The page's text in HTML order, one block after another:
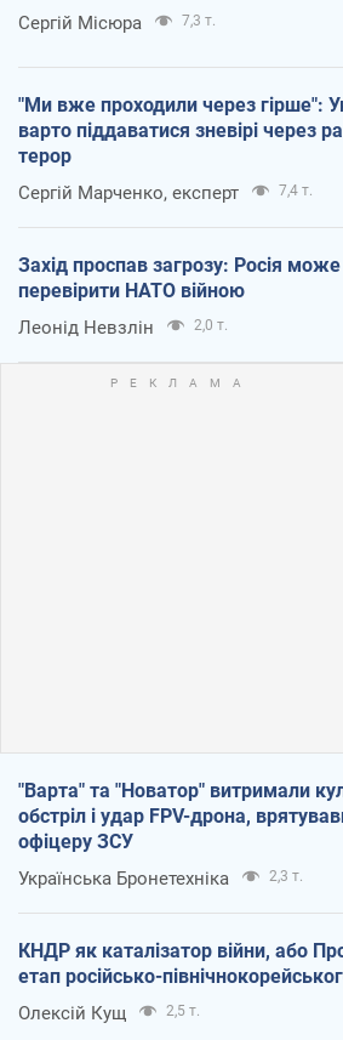
Сергій Місюра 7,3 т.
"Ми вже проходили через гірше":
варто піддаватися зневірі через
терор
Сергій Марченко, експерт 7,4 т.
Захід проспав загрозу: Росія може
перевірити НАТО війною
Леонід Невзлін 2,0 т.
"Варта" та "Новатор" витримали
обстріл і удар FPV-дрона,
офіцеру ЗСУ
Українська Бронетехніка 2,3 т.
КНДР як каталізатор війни, або
етап російсько-
Олексій Кущ 2,5 т.